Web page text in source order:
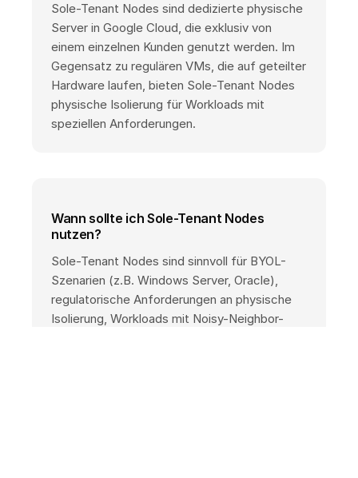
Sole-Tenant Nodes sind dedizierte physische
Server in Google Cloud, die exklusiv von
einem einzelnen Kunden genutzt werden. Im
Gegensatz zu regulären VMs, die auf geteilter
Hardware laufen, bieten Sole-Tenant Nodes
physische Isolierung für Workloads mit
speziellen Anforderungen.
Wann sollte ich Sole-Tenant Nodes
nutzen?
Sole-Tenant Nodes sind sinnvoll für BYOL-
Szenarien (z.B. Windows Server, Oracle),
regulatorische Anforderungen an physische
Isolierung, Workloads mit Noisy-Neighbor-